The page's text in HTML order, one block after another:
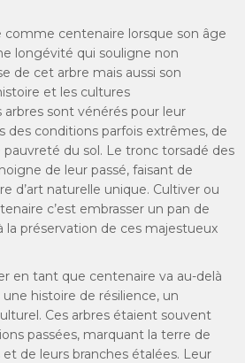
comme centenaire lorsque son âge
longévité qui souligne non
de cet arbre mais aussi son
et les cultures
arbres sont vénérés pour leur
des conditions parfois extrêmes, de
du sol. Le tronc torsadé des
de leur passé, faisant de
d’art naturelle unique. Cultiver ou
c’est embrasser un pan de
la préservation de ces majestueux
en tant que centenaire va au-delà
histoire de résilience, un
Ces arbres étaient souvent
passées, marquant la terre de
de leurs branches étalées. Leur